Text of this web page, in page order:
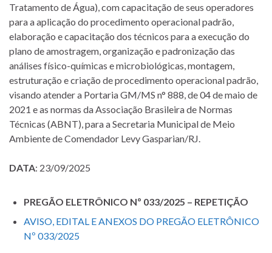
Tratamento de Água), com capacitação de seus operadores
para a aplicação do procedimento operacional padrão,
elaboração e capacitação dos técnicos para a execução do
plano de amostragem, organização e padronização das
análises físico-químicas e microbiológicas, montagem,
estruturação e criação de procedimento operacional padrão,
visando atender a Portaria GM/MS n° 888, de 04 de maio de
2021 e as normas da Associação Brasileira de Normas
Técnicas (ABNT), para a Secretaria Municipal de Meio
Ambiente de Comendador Levy Gasparian/RJ.
DATA: 23/09/2025
PREGÃO ELETRÔNICO Nº 033/2025 – REPETIÇÃO
AVISO, EDITAL E ANEXOS DO PREGÃO ELETRÔNICO
Nº 033/2025